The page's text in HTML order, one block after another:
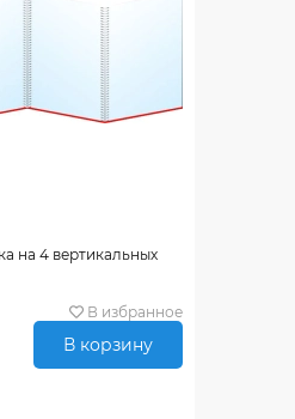
на 4 вертикальных
В избранное
В корзину